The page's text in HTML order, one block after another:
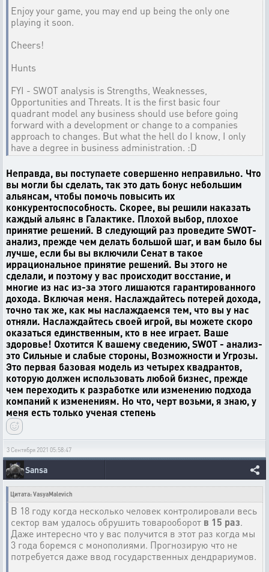
Enjoy your game, you may end up being the only one
playing it soon.
Cheers!
Hunts
FYI - SWOT analysis is Strengths, Weaknesses,
Opportunities and Threats. It is the first basic four
quadrant model any business should use before going
forward with a development or change to a companies
approach to changes. But what the hell do I know, I only
have a degree in business administration. :D
Неправда, вы поступаете совершенно неправильно. Что
вы могли бы сделать, так это дать бонус небольшим
альянсам, чтобы помочь повысить их
конкурентоспособность. Скорее, вы решили наказать
каждый альянс в Галактике. Плохой выбор, плохое
принятие решений. В следующий раз проведите SWOT-
анализ, прежде чем делать большой шаг, и вам было бы
лучше, если бы вы включили Сенат в такое
иррациональное принятие решений. Вы этого не
сделали, и поэтому у вас происходит восстание, и
многие из нас из-за этого лишаются гарантированного
дохода. Включая меня. Наслаждайтесь потерей дохода,
точно так же, как мы наслаждаемся тем, что вы у нас
отняли. Наслаждайтесь своей игрой, вы можете скоро
оказаться единственным, кто в нее играет. Ваше
здоровье! Охотится К вашему сведению, SWOT - анализ-
это Сильные и слабые стороны, Возможности и Угрозы.
Это первая базовая модель из четырех квадрантов,
которую должен использовать любой бизнес, прежде
чем переходить к разработке или изменению подхода
компаний к изменениям. Но что, черт возьми, я знаю, у
меня есть только ученая степень
3 Сентября 2021 05:58:47
Sansa
Цитата: VasyaMalevich
В 18 году когда несколько человек контролировали весь
сектор вам удалось обрушить товарооборот в 15 раз.
Даже интересно что у вас получится в этот раз когда мы
3 года боремся с монополиями. Прогнозирую что не
потребуется даже ввод государственных дендрариумов.